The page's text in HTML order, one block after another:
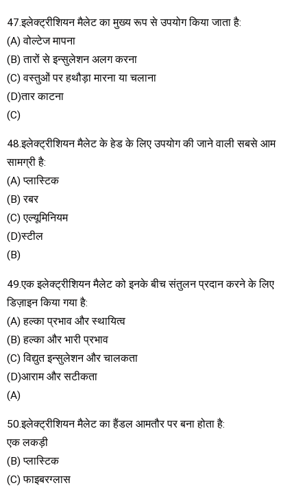
47.इलेक्ट्रीशियन मैलेट का मुख्य रूप से उपयोग किया जाता है:
(A) वोल्टेज मापना
(B) तारों से इन्सुलेशन अलग करना
(C) वस्तुओं पर हथौड़ा मारना या चलाना
(D)तार काटना
(C)
48.इलेक्ट्रीशियन मैलेट के हेड के लिए उपयोग की जाने वाली सबसे आम
सामग्री है:
(A) प्लास्टिक
(B) रबर
(C) एल्यूमिनियम
(D)स्टील
(B)
49.एक इलेक्ट्रीशियन मैलेट को इनके बीच संतुलन प्रदान करने के लिए
डिज़ाइन किया गया है:
(A) हल्का प्रभाव और स्थायित्व
(B) हल्का और भारी प्रभाव
(C) विद्युत इन्सुलेशन और चालकता
(D)आराम और सटीकता
(A)
50.इलेक्ट्रीशियन मैलेट का हैंडल आमतौर पर बना होता है:
एक लकड़ी
(B) प्लास्टिक
(C) फाइबरग्लास